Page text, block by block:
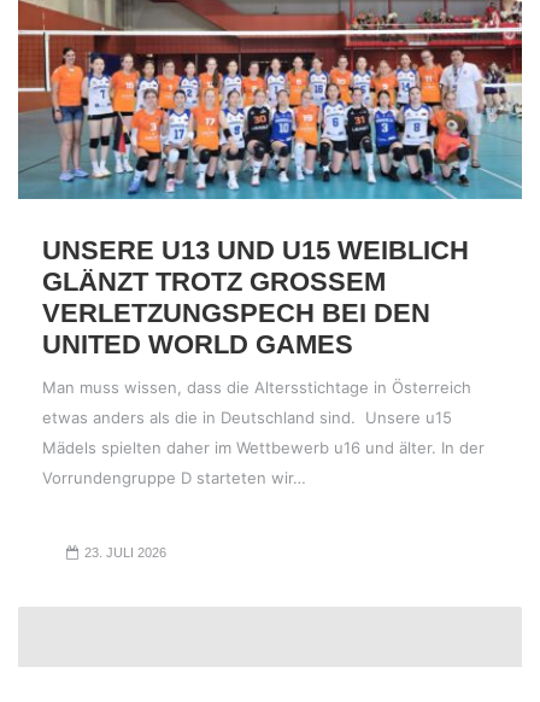
UNSERE U13 UND U15 WEIBLICH
GLÄNZT TROTZ GROSSEM V
ERLETZUNGSPECH BEI DEN U
NITED WORLD GAMES
Man muss wissen, dass die Altersstichtage in Österreich
etwas anders als die in Deutschland sind. Unsere u15
Mädels spielten daher im Wettbewerb u16 und älter. In der
Vorrundengruppe D starteten wir…
23. JULI 2026